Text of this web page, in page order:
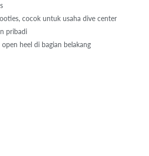
cocok untuk usaha dive center
pribadi
heel di bagian belakang